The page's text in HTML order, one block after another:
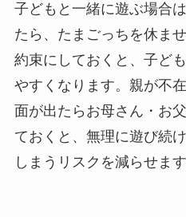
子どもと一緒に遊ぶ場合
たら、たまごっちを休ま
約束にしておくと、子ど
やすくなります。親が不
面が出たらお母さん・お
ておくと、無理に遊び続
しまうリスクを減らせます